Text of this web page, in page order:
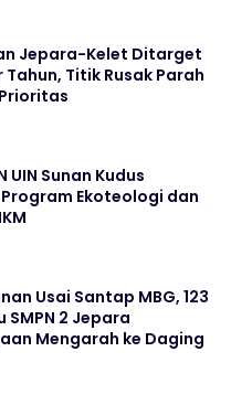
Jepara-Kelet Ditarget
Tahun, Titik Rusak Parah
UIN Sunan Kudus
Ekoteologi dan
Usai Santap MBG, 123
SMPN 2 Jepara
Mengarah ke Daging